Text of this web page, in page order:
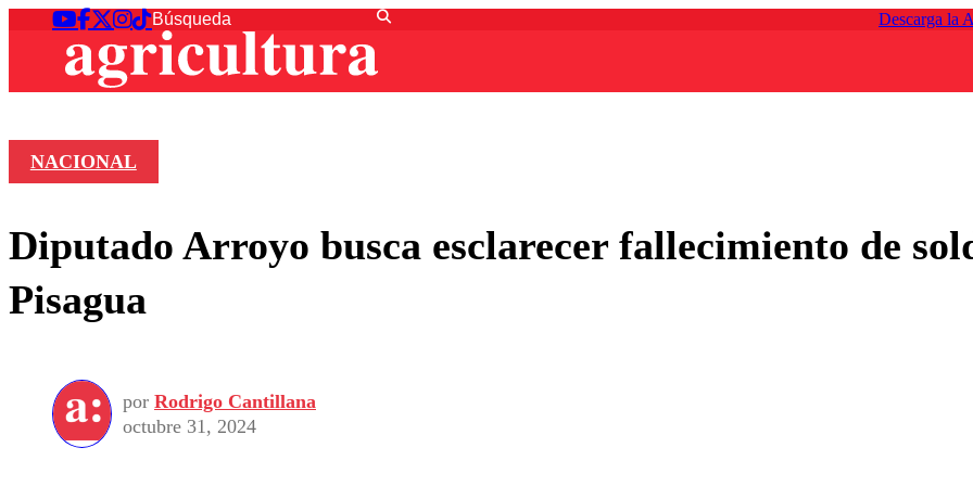
Descarga la
NACIONAL
Diputado Arroyo busca esclarecer fallecimiento de
Pisagua
por Rodrigo Cantillana
octubre 31, 2024